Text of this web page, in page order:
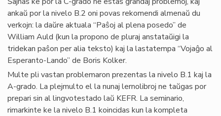
ankaŭ por la nivelo B.2 oni povas rekomendi almenaŭ du
verkojn: la daŭre aktuala “Paŝoj al plena posedo” de
William Auld (kun la propono de pluraj anstataŭigi la
tridekan paŝon per alia teksto) kaj la lastatempa “Vojaĝo al
Esperanto-Lando” de Boris Kolker.
Multe pli vastan problemaron prezentas la nivelo B.1 kaj la
A-grado. La plejmulto el la nunaj lernolibroj ne taŭgas por
prepari sin al lingvotestado laŭ KEFR. La seminario,
rimarkinte ke la nivelo B.1 koincidas kun la kompleta